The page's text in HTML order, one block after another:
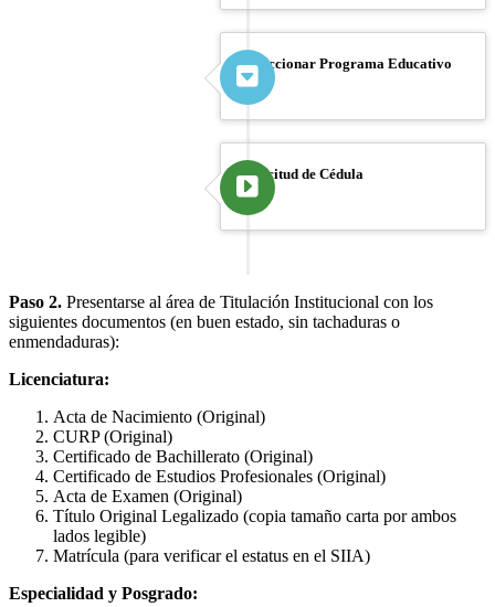
Seleccionar Programa Educativo
Solicitud de Cédula
Paso 2. Presentarse al área de Titulación Institucional con los
siguientes documentos (en buen estado, sin tachaduras o
enmendaduras):
Licenciatura:
Acta de Nacimiento (Original)
CURP (Original)
Certificado de Bachillerato (Original)
Certificado de Estudios Profesionales (Original)
Acta de Examen (Original)
Título Original Legalizado (copia tamaño carta por ambos
lados legible)
Matrícula (para verificar el estatus en el SIIA)
Especialidad y Posgrado: